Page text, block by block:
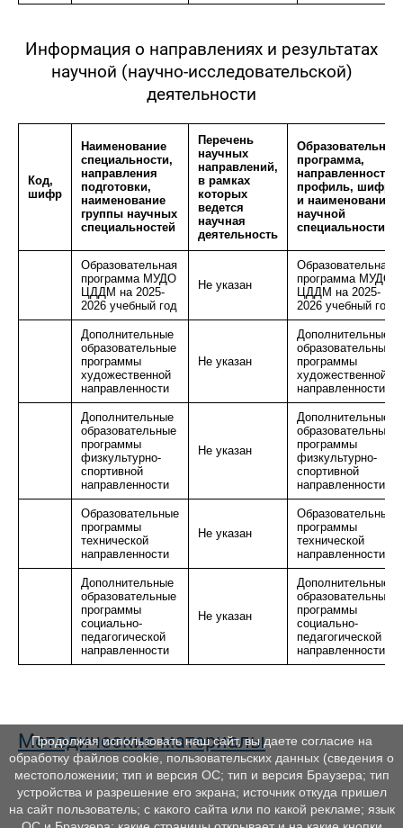
Информация о направлениях и результатах
научной (научно-исследовательской)
деятельности
Код,
шифр
Наименование
специальности,
направления
подготовки,
наименование
группы научных
специальностей
Перечень
научных
направлений,
в рамках
которых
ведется
научная
деятельность
Образовательная
программа,
направленность,
профиль, шифр
и наименование
научной
специальности
Образовательная
программа МУДО
ЦДДМ на 2025-
2026 учебный год
Не указан
Образовательная
программа МУДО
ЦДДМ на 2025-
2026 учебный год
Дополнительные
образовательные
программы
художественной
направленности
Не указан
Дополнительные
образовательные
программы
художественной
направленности
Дополнительные
образовательные
программы
физкультурно-
спортивной
направленности
Не указан
Дополнительные
образовательные
программы
физкультурно-
спортивной
направленности
Образовательные
программы
технической
направленности
Не указан
Образовательные
программы
технической
направленности
Дополнительные
образовательные
программы
социально-
педагогической
направленности
Не указан
Дополнительные
образовательные
программы
социально-
педагогической
направленности
Методические материалы
Продолжая использовать наш сайт, вы даете согласие на
обработку файлов cookie, пользовательских данных (сведения о
местоположении; тип и версия ОС; тип и версия Браузера; тип
устройства и разрешение его экрана; источник откуда пришел
на сайт пользователь; с какого сайта или по какой рекламе; язык